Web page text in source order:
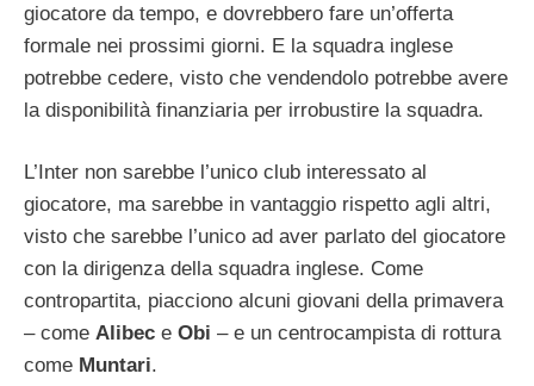
giocatore da tempo, e dovrebbero fare un’offerta
formale nei prossimi giorni. E la squadra inglese
potrebbe cedere, visto che vendendolo potrebbe avere
la disponibilità finanziaria per irrobustire la squadra.
L’Inter non sarebbe l’unico club interessato al
giocatore, ma sarebbe in vantaggio rispetto agli altri,
visto che sarebbe l’unico ad aver parlato del giocatore
con la dirigenza della squadra inglese. Come
contropartita, piacciono alcuni giovani della primavera
– come Alibec e Obi – e un centrocampista di rottura
come Muntari.